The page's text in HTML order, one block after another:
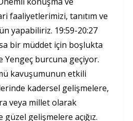
faaliyetlerimizi, tanıtım ve
yapabiliriz. 19:59-20:27
bir müddet için boşlukta
Yengeç burcuna geçiyor.
kavuşumunun etkili
kadersel gelişmelere,
veya millet olarak
gelişmelere açığız.